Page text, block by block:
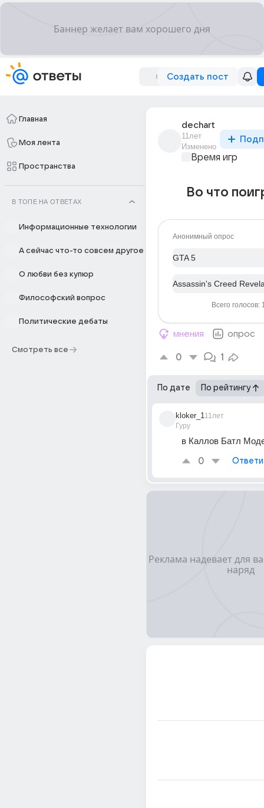
Создать пост
Главная
Моя лента
Пространства
В ТОПЕ НА ОТВЕТАХ
Информационные технологии
А сейчас что-то совсем другое
О любви без купюр
Философский вопрос
Политические дебаты
Смотреть все
dechart
11лет
Изменено
Время игр
Во что
Анонимный опрос
GTA 5
Assassin's Creed
Всего голосов:
мнения опрос
0 1
По дате По рейтингу
kloker_1
Гуру
11лет
в Каллов Батл
0